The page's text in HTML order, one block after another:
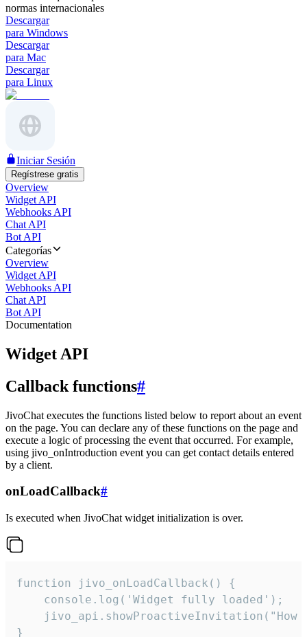
normas internacionales
Descargar
para Windows
Descargar
para Mac
Descargar
para Linux
Iniciar Sesión
Regístrese gratis
Overview
Widget API
Webhooks API
Chat API
Bot API
Categorías
Overview
Widget API
Webhooks API
Chat API
Bot API
Documentation
Widget API
Callback functions#
JivoChat executes the functions listed below to report about an event
on the page. You can declare any of these functions on the page and
execute a logic of processing the event that occurred. For example,
using jivo_onIntroduction event you can get contact details entered
by a client.
onLoadCallback#
Is executed when JivoChat widget initialization is over.
function jivo_onLoadCallback() {
    console.log('Widget fully loaded');
jivo_api.showProactiveInvitation("How
}